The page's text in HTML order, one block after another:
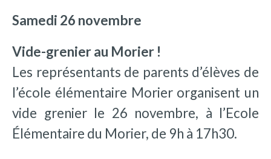
Samedi 26 novembre
Vide-grenier au Morier !
Les représentants de parents d’élèves de
l’école élémentaire Morier organisent un
vide grenier le 26 novembre, à l’Ecole
Élémentaire du Morier, de 9h à 17h30.